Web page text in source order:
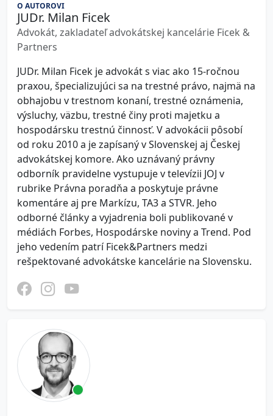
O AUTOROVI
JUDr. Milan Ficek
Advokát, zakladateľ advokátskej kancelárie Ficek &
Partners
JUDr. Milan Ficek je advokát s viac ako 15-ročnou
praxou, špecializujúci sa na trestné právo, najmä na
obhajobu v trestnom konaní, trestné oznámenia,
výsluchy, väzbu, trestné činy proti majetku a
hospodársku trestnú činnosť. V advokácii pôsobí
od roku 2010 a je zapísaný v Slovenskej aj Českej
advokátskej komore. Ako uznávaný právny
odborník pravidelne vystupuje v televízii JOJ v
rubrike Právna poradňa a poskytuje právne
komentáre aj pre Markízu, TA3 a STVR. Jeho
odborné články a vyjadrenia boli publikované v
médiách Forbes, Hospodárske noviny a Trend. Pod
jeho vedením patrí Ficek&Partners medzi
rešpektované advokátske kancelárie na Slovensku.